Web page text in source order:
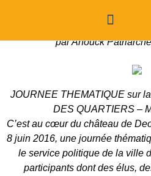
par Anouck Patriarche
JOURNEE THEMATIQUE sur
DES QUARTIERS –
C’est au cœur du château de
8 juin 2016, une journée
le service politique de la ville
participants dont des élus,